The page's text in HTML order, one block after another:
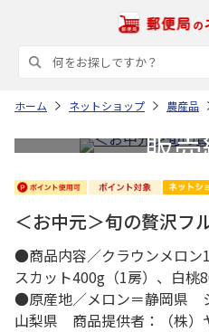
ホーム ネットショップ 農産品
＜お中元＞旬の贅沢フ
●商品内容／クラウンメロン
スカット400g（1房）、白桃
●原産地／メロン＝静岡県
山梨県 商品提供者：（株）